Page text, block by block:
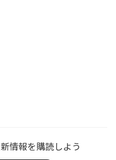
情報を購読しよう